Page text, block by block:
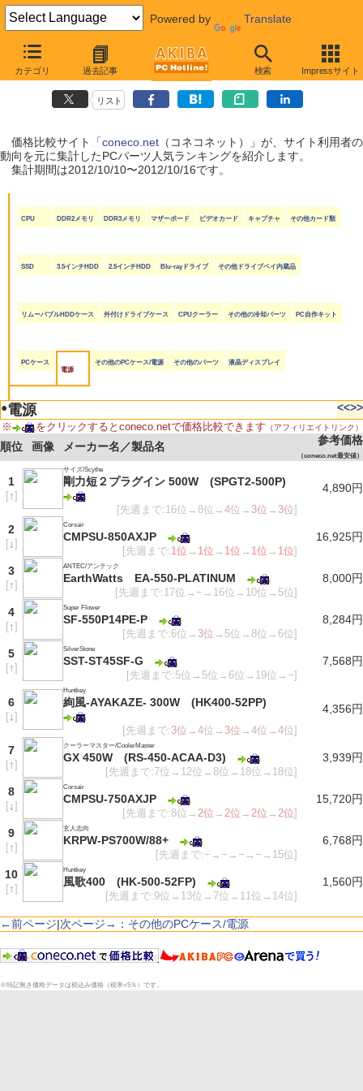
Powered by Translate
カテゴリ 過去記事 検索 Impressサイト
coneco.net人気ランキング（PCパーツ編）
（2012/10/10〜2012/10/16）
リスト
価格比較サイト「coneco.net（コネコネット）」が、サイト利用者の
動向を元に集計したPCパーツ人気ランキングを紹介します。
集計期間は2012/10/10〜2012/10/16です。
CPU DDR2メモリ DDR3メモリ マザーボード ビデオカード キャプチャ その他カード類
SSD 3.5インチHDD 2.5インチHDD Blu-rayドライブ その他ドライブベイ内蔵品
リムーバブルHDDケース 外付けドライブケース CPUクーラー その他の冷却パーツ PC自作キット
PCケース
電源
その他のPCケース/電源 その他のパーツ 液晶ディスプレイ
●電源 <<>>
※ をクリックするとconeco.netで価格比較できます （アフィリエイトリンク）
順位 画像 メーカー名／製品名 参考価格
（coneco.net最安値）
1
[↑]
サイズ/Scythe
剛力短２プラグイン 500W (SPGT2-500P)
[先週まで:16位→8位→4位 → 3位 → 3位]
4,890円
2
[↓]
Corsair
CMPSU-850AXJP
[先週まで:1位 → 1位 → 1位 → 1位 → 1位]
16,925円
3
[↑]
ANTEC/アンテック
EarthWatts EA-550-PLATINUM
[先週まで:17位→−→16位→10位→5位]
8,000円
4
[↑]
Super Flower
SF-550P14PE-P
[先週まで:6位→ 3位 →5位→8位→6位]
8,284円
5
[↑]
SilverStone
SST-ST45SF-G
[先週まで:5位→5位→6位→19位→−]
7,568円
6
[↓]
Huntkey
絢風-AYAKAZE- 300W (HK400-52PP)
[先週まで:3位 →4位 → 3位 →4位 →4位]
4,356円
7
[↑]
クーラーマスター/CoolerMaster
GX 450W (RS-450-ACAA-D3)
[先週まで:7位→12位→8位→18位→18位]
3,939円
8
[↓]
Corsair
CMPSU-750AXJP
[先週まで:8位→2位 →2位 →2位 →2位]
15,720円
9
[↑]
玄人志向
KRPW-PS700W/88+
[先週まで:−→−→−→−→15位]
6,768円
10
[↑]
Huntkey
風歌400 (HK-500-52FP)
[先週まで:9位→13位→7位→11位→14位]
1,560円
←前ページ|次ページ→：その他のPCケース/電源
※特記無き価格データは税込み価格（税率=5％）です。